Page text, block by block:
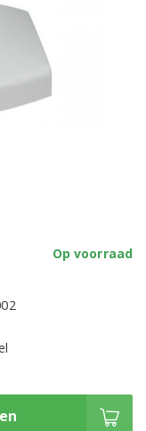
Op voorraad